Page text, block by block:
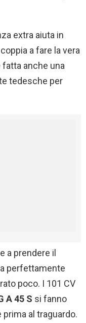
extra aiuta in
a fare la vera
anche una
tedesche per
a prendere il
perfettamente
poco. I 101 CV
A 45 S si fanno
al traguardo.